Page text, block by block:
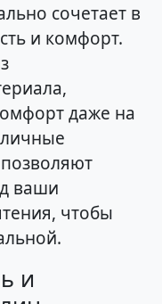
сочетает в
и комфорт.
даже на
ваши
чтобы
и